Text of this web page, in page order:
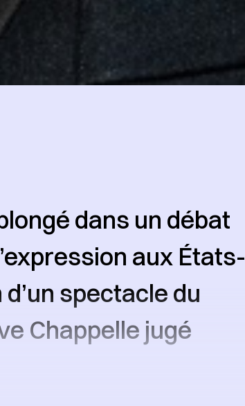
dans un débat
aux États-
spectacle du
Chappelle jugé